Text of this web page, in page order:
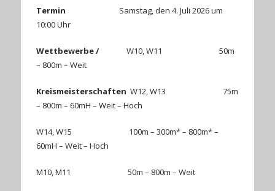
Termin
Samstag, den 4. Juli 2026 um
10:00 Uhr
Wettbewerbe / W10, W11 50m
– 800m – Weit
Kreismeisterschaften W12, W13 75m
– 800m – 60mH – Weit – Hoch
W14, W15 100m – 300m* – 800m* –
60mH – Weit – Hoch
M10, M11 50m – 800m – Weit